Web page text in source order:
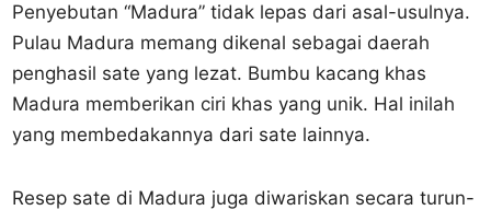
Penyebutan “Madura” tidak lepas dari asal-usulnya.
Pulau Madura memang dikenal sebagai daerah
penghasil sate yang lezat. Bumbu kacang khas
Madura memberikan ciri khas yang unik. Hal inilah
yang membedakannya dari sate lainnya.
Resep sate di Madura juga diwariskan secara turun-